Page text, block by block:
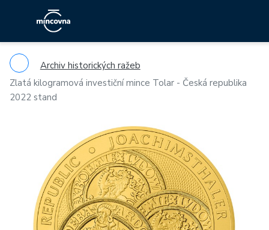
Archiv historických ražeb
Zlatá kilogramová investiční mince Tolar - Česká republika
2022 stand